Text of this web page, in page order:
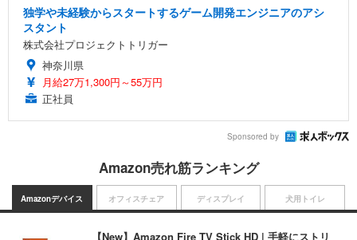
独学や未経験からスタートするゲーム開発エンジニアのアシ
スタント
株式会社プロジェクトトリガー
神奈川県
月給27万1,300円～55万円
正社員
Sponsored by
Amazon売れ筋ランキング
Amazonデバイス
【New】Amazon Fire TV Stick HD | 手軽にストリ
オフィスチェア ディスプレイ 犬用トイレ